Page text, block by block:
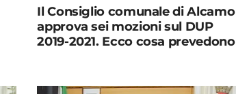
Il Consiglio comunale di Alcamo
approva sei mozioni sul DUP
2019-2021. Ecco cosa prevedono